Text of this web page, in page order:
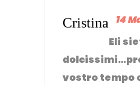
Cristina 14
Eli
vostro tempo